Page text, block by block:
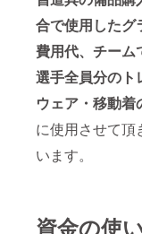
合で使用したグ
費用代、チーム
選手全員分のト
ウェア・移動着
に使用させて頂
います。
資金の使